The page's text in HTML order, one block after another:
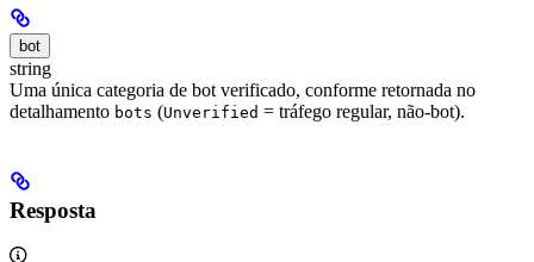
bot
string
Uma única categoria de bot verificado, conforme retornada no
detalhamento bots (Unverified = tráfego regular, não-bot).
Resposta